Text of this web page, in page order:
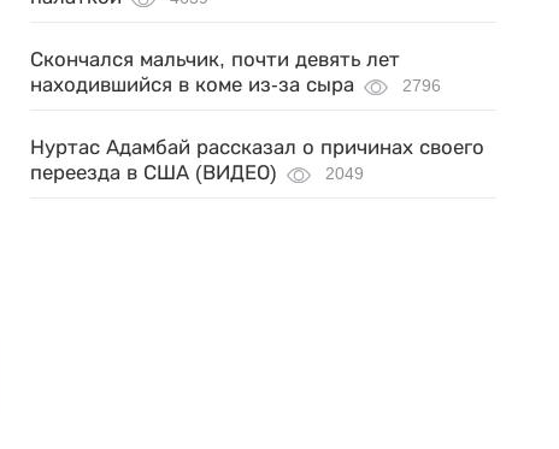
Скончался мальчик, почти девять лет
находившийся в коме из-за сыра
2796
Нуртас Адамбай рассказал о причинах своего
переезда в США (ВИДЕО)
2049